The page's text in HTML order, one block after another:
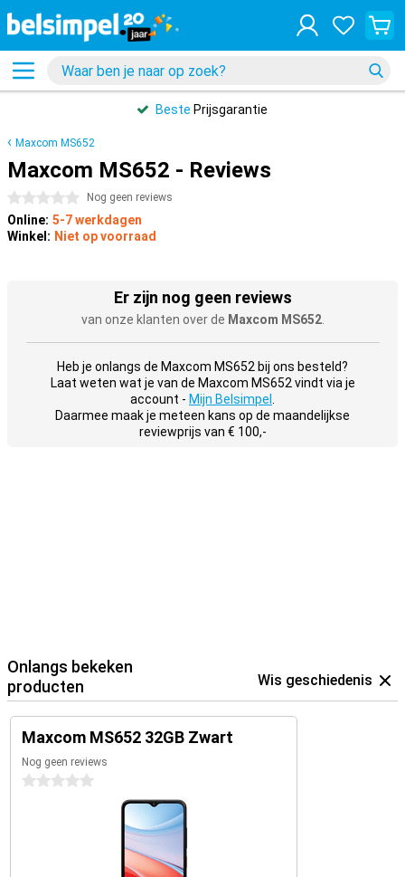
Beste Prijsgarantie
Maxcom MS652
Maxcom MS652 - Reviews
0 sterren Nog geen reviews
Online: 5-7 werkdagen
Winkel: Niet op voorraad
Er zijn nog geen reviews
van onze klanten over de Maxcom MS652.
Heb je onlangs de Maxcom MS652 bij ons besteld?
Laat weten wat je van de Maxcom MS652 vindt via je
account - Mijn Belsimpel
Daarmee maak je meteen kans op de maandelijkse
reviewprijs van € 100,-
Onlangs bekeken
producten
Wis geschiedenis
Maxcom MS652 32GB Zwart
Nog geen reviews
0 sterren